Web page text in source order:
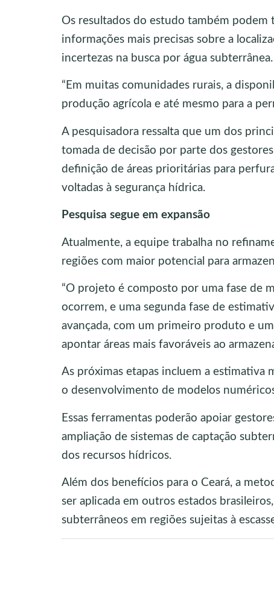
Os resultados do estudo também podem
informações mais precisas sobre a
incertezas na busca por água subterrânea.
“Em muitas comunidades rurais, a
produção agrícola e até mesmo para a
A pesquisadora ressalta que um dos
tomada de decisão por parte dos
definição de áreas prioritárias para
voltadas à segurança hídrica.
Pesquisa segue em expansão
Atualmente, a equipe trabalha no
regiões com maior potencial para
“O projeto é composto por uma fase de
ocorrem, e uma segunda fase de
avançada, com um primeiro produto e
apontar áreas mais favoráveis ao
As próximas etapas incluem a estimativa
o desenvolvimento de modelos
Essas ferramentas poderão apoiar
ampliação de sistemas de captação
dos recursos hídricos.
Além dos benefícios para o Ceará, a
ser aplicada em outros estados
subterrâneos em regiões sujeitas à